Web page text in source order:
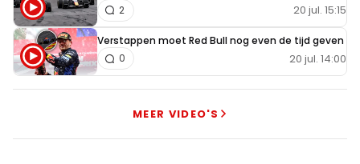
20 jul. 15:15
2
Verstappen moet Red Bull nog even de tijd geven
20 jul. 14:00
0
MEER VIDEO'S